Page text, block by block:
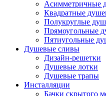
Асимметричные
Квадратные
Полукруглые
Прямоугольные
Пятиугольные
Душевые сливы
Дизайн-решетки
Душевые лотки
Душевые трапы
Инсталляции
Бачки скрытого